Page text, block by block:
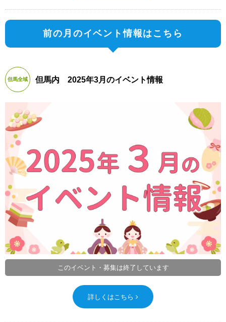
前の月のイベント情報はこちら
但馬全域 但馬内 2025年3月のイベント情報
このイベント・募集は終了しています
詳しくはこちら